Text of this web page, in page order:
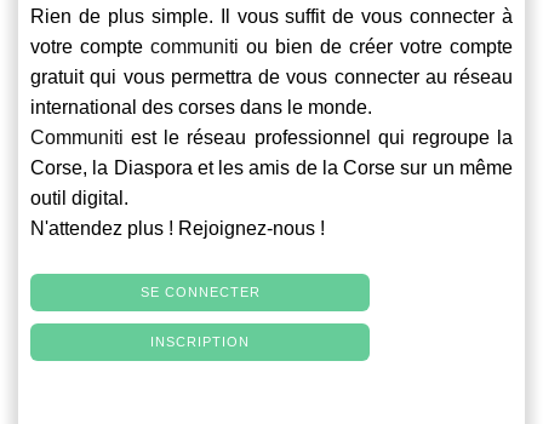
Rien de plus simple. Il vous suffit de vous connecter à
votre compte communiti ou bien de créer votre compte
gratuit qui vous permettra de vous connecter au réseau
international des corses dans le monde.
Communiti est le réseau professionnel qui regroupe la
Corse, la Diaspora et les amis de la Corse sur un même
outil digital.
N'attendez plus ! Rejoignez-nous !
SE CONNECTER
INSCRIPTION